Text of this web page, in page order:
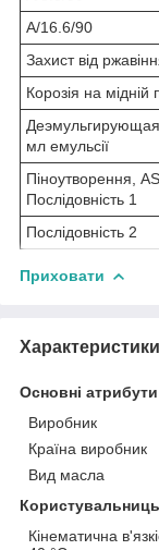
A/16.6/90
Захист від
Корозія на
Деэмульгирующая
мл емульсії
Піноутворення,
Послідовність 1
Послідовність 2
Приховати
Характеристики
Основні атрибути
Виробник
Країна виробник
Вид масла
Кінематична